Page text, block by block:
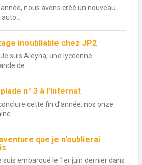
nous avons créé un nouveau
inoubliable chez JP2
Je suis Aleyna, une lycéenne
de...
n° 3 à l’Internat
cette fin d’année, nos onze
que je n’oublierai
suis embarqué le 1er juin dernier dans